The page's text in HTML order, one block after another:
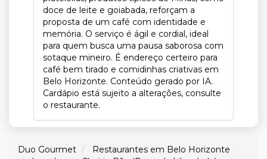
doce de leite e goiabada, reforçam a
proposta de um café com identidade e
memória. O serviço é ágil e cordial, ideal
para quem busca uma pausa saborosa com
sotaque mineiro. É endereço certeiro para
café bem tirado e comidinhas criativas em
Belo Horizonte. Conteúdo gerado por IA.
Cardápio está sujeito a alterações, consulte
o restaurante.
Duo Gourmet
Restaurantes em Belo Horizonte